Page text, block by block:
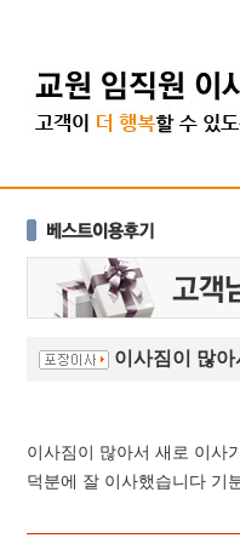
이사짐이 많
이사짐이 많아서 새로 이사
덕분에 잘 이사했습니다 기